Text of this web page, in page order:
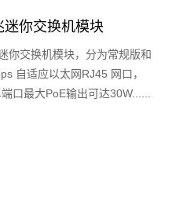
你交换机模块
你交换机模块，分为常规版和
自适应以太网RJ45 网口，
⼝最⼤PoE输出可达30W......